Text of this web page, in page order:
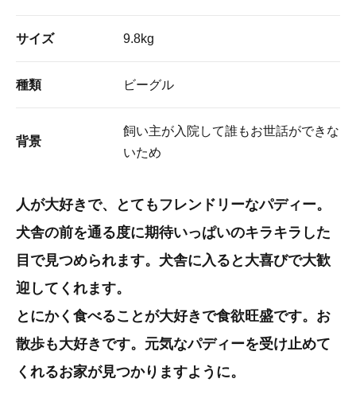
サイズ 9.8kg
種類 ビーグル
背景
飼い主が入院して誰もお世話ができな
いため
人が大好きで、とてもフレンドリーなパディー。
犬舎の前を通る度に期待いっぱいのキラキラした
目で見つめられます。犬舎に入ると大喜びで大歓
迎してくれます。
とにかく食べることが大好きで食欲旺盛です。お
散歩も大好きです。元気なパディーを受け止めて
くれるお家が見つかりますように。